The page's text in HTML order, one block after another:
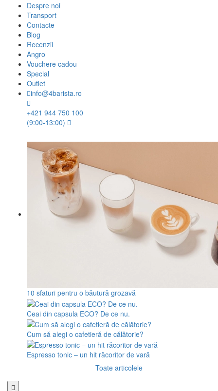
Despre noi
Transport
Contacte
Blog
Recenzii
Angro
Vouchere cadou
Special
Outlet
info@4barista.ro
+421 944 750 100
(9:00-13:00)
10 sfaturi pentru o băutură grozavă
Ceai din capsula ECO? De ce nu.
Cum să alegi o cafetieră de călătorie?
Espresso tonic – un hit răcoritor de vară
Toate articolele